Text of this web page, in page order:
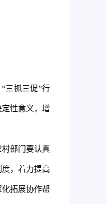
三抓三促”行
性意义，增
部门要认真
，着力提高
拓展协作帮